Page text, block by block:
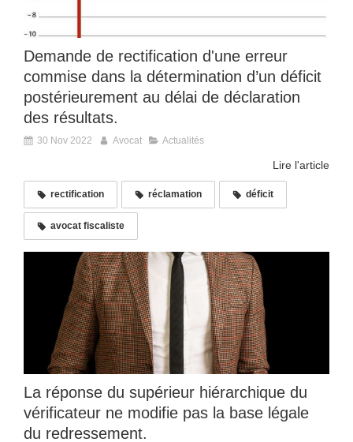
Demande de rectification d'une erreur
commise dans la détermination d’un déficit
postérieurement au délai de déclaration
des résultats.
30 Nov 2022 Avocat Actualités
Lire l'article
rectification réclamation déficit
avocat fiscaliste
La réponse du supérieur hiérarchique du
vérificateur ne modifie pas la base légale
du redressement.